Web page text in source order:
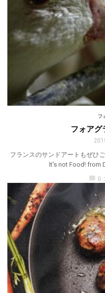
フ
フォアグ
フランスのサンドアートもぜひ
It’s not Food! from
0